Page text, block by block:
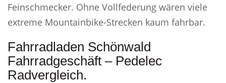
Feinschmecker. Ohne Vollfederung wären viele
extreme Mountainbike-Strecken kaum fahrbar.
Fahrradladen Schönwald
Fahrradgeschäft – Pedelec
Radvergleich.